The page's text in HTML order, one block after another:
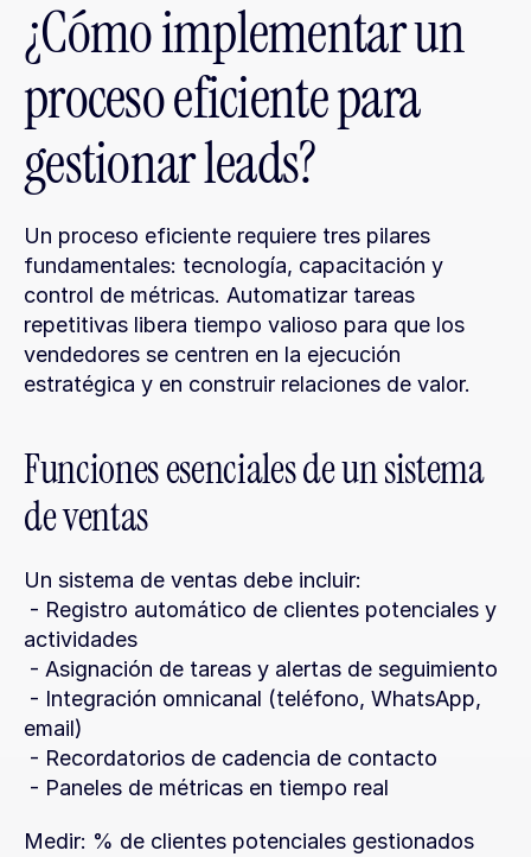
¿Cómo implementar un
proceso eficiente para
gestionar leads?
Un proceso eficiente requiere tres pilares
fundamentales: tecnología, capacitación y
control de métricas. Automatizar tareas
repetitivas libera tiempo valioso para que los
vendedores se centren en la ejecución
estratégica y en construir relaciones de valor.
Funciones esenciales de un sistema
de ventas
Un sistema de ventas debe incluir:
actividades
- Asignación de tareas y alertas de seguimiento
email)
- Recordatorios de cadencia de contacto
- Paneles de métricas en tiempo real
Medir: % de clientes potenciales gestionados